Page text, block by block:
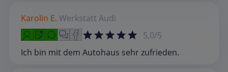
Karolin E. Werkstatt Audi
5,0/5
Ich bin mit dem Autohaus sehr zufrieden.